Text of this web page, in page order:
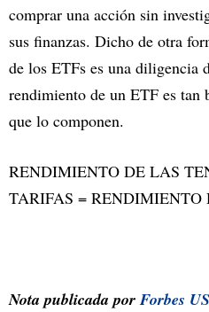
comprar una acción sin
sus finanzas. Dicho de otra
de los ETFs es una diligencia
rendimiento de un ETF es tan
que lo componen.
RENDIMIENTO DE LAS
TARIFAS = RENDIMIENTO
Nota publicada porForbes US